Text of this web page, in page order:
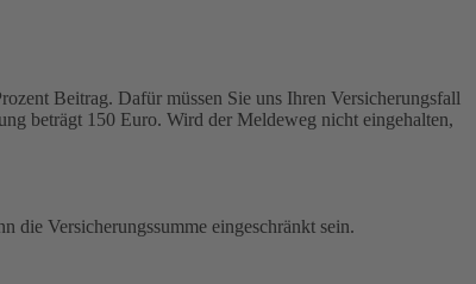
Beitrag. Dafür müssen Sie uns Ihren Versicherungsfall
beträgt 150 Euro. Wird der Meldeweg nicht eingehalten,
die Versicherungssumme eingeschränkt sein.